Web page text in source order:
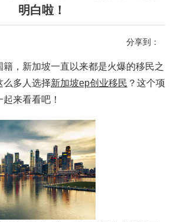
明白啦！
分享到：
，新加坡一直以来都是火爆的移民之
么多人选择新加坡ep创业移民 ？这个项
来看看吧！